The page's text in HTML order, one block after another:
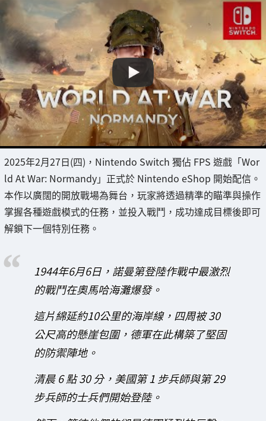
2025年2月27日(四)，Nintendo Switch 獨佔 FPS 遊戲「Wor
ld At War: Normandy」正式於 Nintendo eShop 開始配信。
本作以廣闊的開放戰場為舞台，玩家將透過精準的瞄準與操作
掌握各種遊戲模式的任務，並投入戰鬥，成功達成目標後即可
解鎖下一個特別任務。
1944年6月6日，諾曼第登陸作戰中最激烈
的戰鬥在奧馬哈海灘爆發。
這片綿延約10公里的海岸線，四周被 30
公尺高的懸崖包圍，德軍在此構築了堅固
的防禦陣地。
清晨 6 點 30 分，美國第 1 步兵師與第 29
步兵師的士兵們開始登陸。